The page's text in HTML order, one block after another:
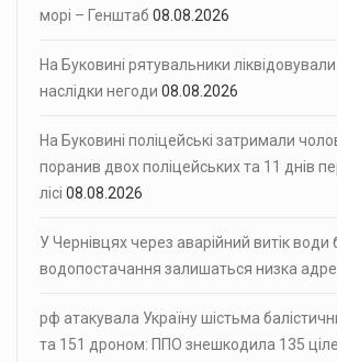
морі – Генштаб 08.08.2026
На Буковині рятувальники
наслідки негоди 08.08.2026
На Буковині поліцейські затримали
поранив двох поліцейських та 11 днів
лісі 08.08.2026
У Чернівцях через аварійний витік води
водопостачання залишаться низка
рф атакувала Україну шістьма
та 151 дроном: ППО знешкодила 135